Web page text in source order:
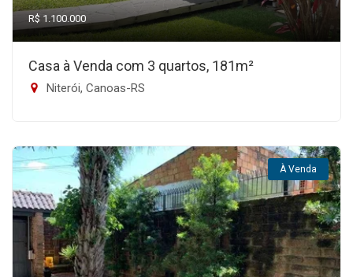
R$ 1.100.000
Casa à Venda com 3 quartos, 181m²
Niterói, Canoas-RS
À Venda